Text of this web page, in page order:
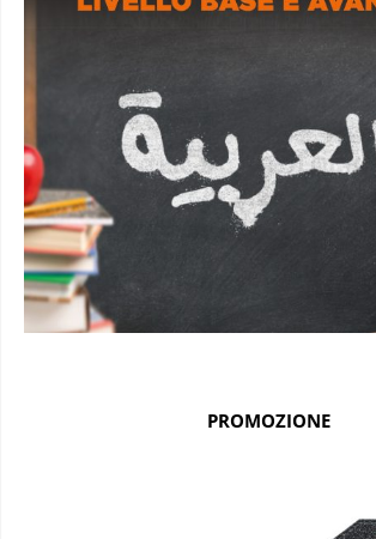
PROMOZIONE